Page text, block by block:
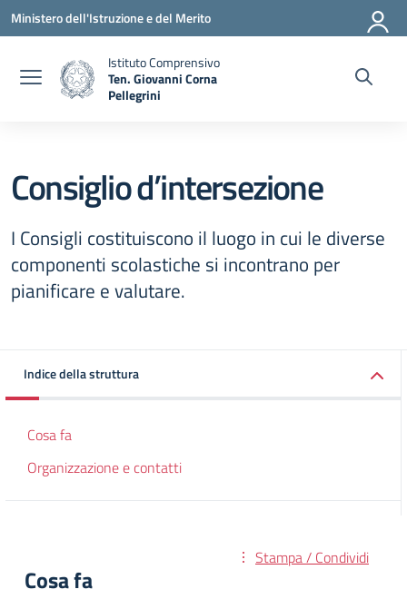
Vai ai contenuti
Vai al menu di navigazione
Vai al footer
Ministero dell'Istruzione e del Merito
Istituto Comprensivo
Ten. Giovanni Corna
Pellegrini
Consiglio d’intersezione
I Consigli costituiscono il luogo in cui le diverse
componenti scolastiche si incontrano per
pianificare e valutare.
Indice della struttura
Cosa fa
Organizzazione e contatti
Stampa / Condividi
Cosa fa